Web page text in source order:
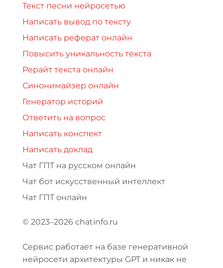
Текст песни нейросетью
Написать вывод по тексту
Написать реферат онлайн
Повысить уникальность текста
Рерайт текста онлайн
Синонимайзер онлайн
Генератор историй
Ответить на вопрос
Написать конспект
Написать доклад
Чат ГПТ на русском онлайн
Чат бот искусственный интеллект
Чат ГПТ онлайн
© 2023–2026 chatinfo.ru
Сервис работает на базе генеративной
нейросети архитектуры GPT и никак не